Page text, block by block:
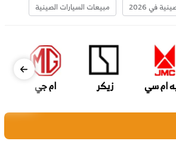
في 2026
مبيعات السيارات الصينية
ام سي زيكر ام جي